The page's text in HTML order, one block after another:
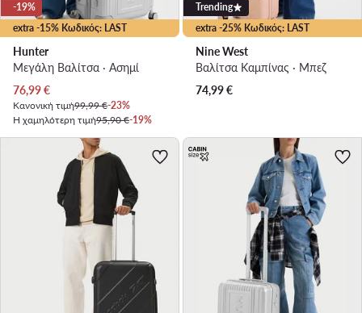
extra -15% Κωδικός: LAST
-19%
Hunter
Μεγάλη Βαλίτσα · Ασημί
Τρέχουσα τιμή
76,99€
Κανονική τιμή99,99 €-23%
Η χαμηλότερη τιμή95,90 €-19%
extra -25% Κωδικός: LAST
Trending
Nine West
Βαλίτσα Καμπίνας · Μπεζ
74,99€